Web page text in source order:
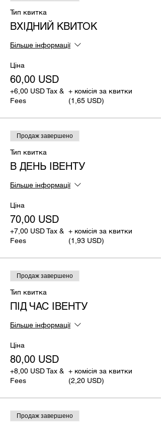
Тип квитка
ВХІДНИЙ КВИТОК
Більше інформації
Ціна
60,00 USD
+6,00 USD Tax &
Fees
+ комісія за квитки
(1,65 USD)
Продаж завершено
Тип квитка
В ДЕНЬ ІВЕНТУ
Більше інформації
Ціна
70,00 USD
+7,00 USD Tax &
Fees
+ комісія за квитки
(1,93 USD)
Продаж завершено
Тип квитка
ПІД ЧАС ІВЕНТУ
Більше інформації
Ціна
80,00 USD
+8,00 USD Tax &
Fees
+ комісія за квитки
(2,20 USD)
Продаж завершено